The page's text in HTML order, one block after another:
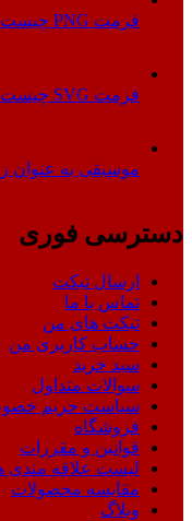
فرمت PNG چیست؟
فرمت SVG چیست؟
موسیقی به عنوان
دسترسی فوری
ارسال تیکت
تماس با ما
تیکت های من
حساب کاربری من
سبد خرید
سوالات متداول
سیاست حریم
فروشگاه
قوانین و مقررات
لیست علاقه مندی
مقایسه محصولات
وبلاگ